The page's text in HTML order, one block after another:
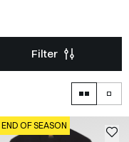
Filter
END OF SEASON